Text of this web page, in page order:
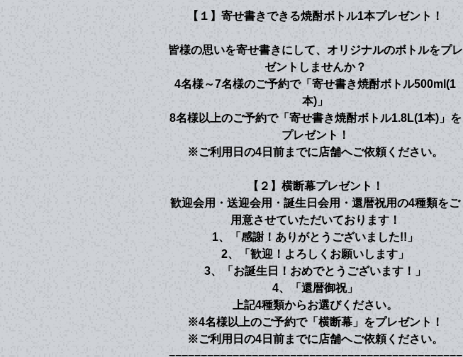
【１】寄せ書きできる焼酎ボトル1本プレゼント！
皆様の思いを寄せ書きにして、オリジナルのボトルをプレ
ゼントしませんか？
4名様～7名様のご予約で「寄せ書き焼酎ボトル500ml(1
本)」
8名様以上のご予約で「寄せ書き焼酎ボトル1.8L(1本)」を
プレゼント！
※ご利用日の4日前までに店舗へご依頼ください。
【２】横断幕プレゼント！
歓迎会用・送迎会用・誕生日会用・還暦祝用の4種類をご
用意させていただいております！
1、「感謝！ありがとうございました!!」
2、「歓迎！よろしくお願いします」
3、「お誕生日！おめでとうございます！」
4、「還暦御祝」
上記4種類からお選びください。
※4名様以上のご予約で「横断幕」をプレゼント！
※ご利用日の4日前までに店舗へご依頼ください。